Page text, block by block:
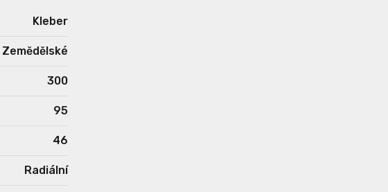
Kleber
Zemědělské
300
95
46
Radiální